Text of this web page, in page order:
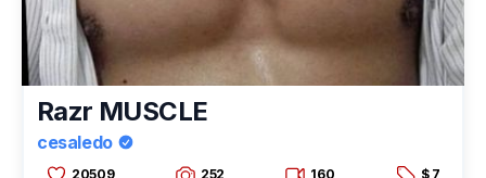
Razr MUSCLE
cesaledo
20509 252 160 $ 7